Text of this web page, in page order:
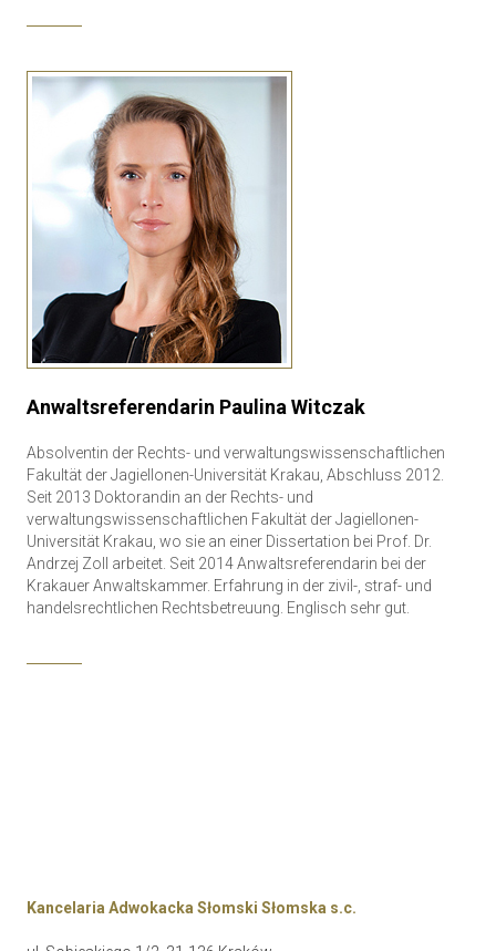
Anwaltsreferendarin Paulina Witczak
Absolventin der Rechts- und verwaltungswissenschaftlichen
Fakultät der Jagiellonen-Universität Krakau, Abschluss 2012.
Seit 2013 Doktorandin an der Rechts- und
verwaltungswissenschaftlichen Fakultät der Jagiellonen-
Universität Krakau, wo sie an einer Dissertation bei Prof. Dr.
Andrzej Zoll arbeitet. Seit 2014 Anwaltsreferendarin bei der
Krakauer Anwaltskammer. Erfahrung in der zivil-, straf- und
handelsrechtlichen Rechtsbetreuung. Englisch sehr gut.
Kancelaria Adwokacka Słomski Słomska s.c.